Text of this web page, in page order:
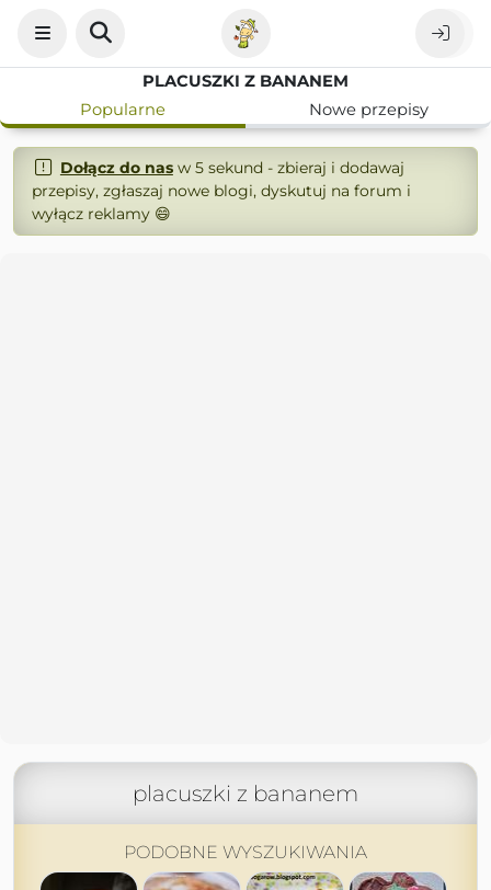
PLACUSZKI Z BANANEM
Popularne
Nowe przepisy
Dołącz do nasw 5 sekund - zbieraj i dodawaj
przepisy, zgłaszaj nowe blogi, dyskutuj na forum i
wyłącz reklamy 😄
placuszki z bananem
PODOBNE WYSZUKIWANIA